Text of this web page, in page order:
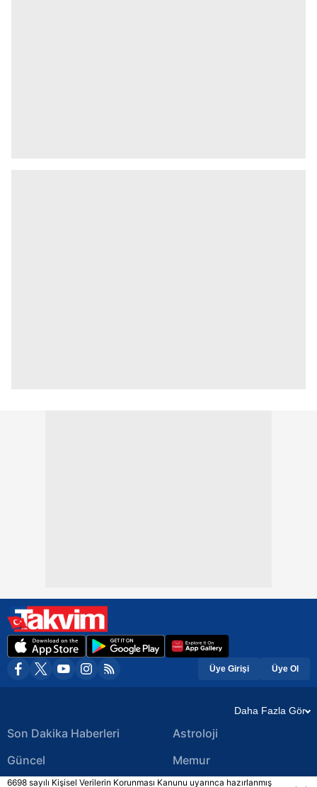
Üye Girişi Üye Ol
Daha Fazla Gör
Son Dakika Haberleri
Güncel
Astroloji
Memur
6698 sayılı Kişisel Verilerin Korunması Kanunu uyarınca hazırlanmış